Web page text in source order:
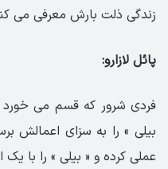
زندگی ذلت بارش معرفی می
پائل لازارو:
فردی شرور که قسم می خورد
بیلی » را به سزای اعمالش
عملی کرده و « بیلی » را با